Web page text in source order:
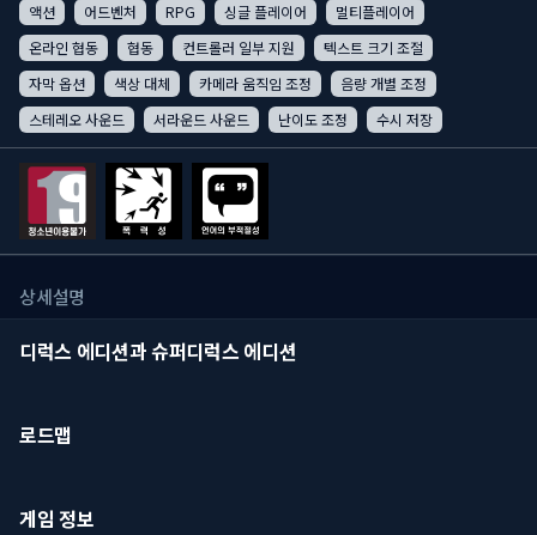
액션 어드벤처 RPG 싱글 플레이어
멀티플레이어
온라인 협동
협동 컨트롤러 일부 지원
텍스트 크기 조절
자막 옵션
색상 대체 카메라 움직임 조정
음량 개별 조정
스테레오 사운드
서라운드 사운드 난이도 조정 수시 저장
상세설명
디럭스 에디션과 슈퍼디럭스 에디션
로드맵
게임 정보